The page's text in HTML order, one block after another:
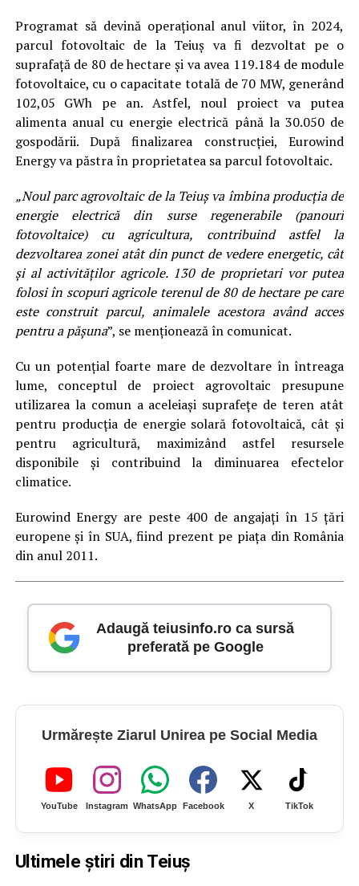
Programat să devină operaţional anul viitor, în 2024,
parcul fotovoltaic de la Teiuş va fi dezvoltat pe o
suprafaţă de 80 de hectare şi va avea 119.184 de module
fotovoltaice, cu o capacitate totală de 70 MW, generând
102,05 GWh pe an. Astfel, noul proiect va putea
alimenta anual cu energie electrică până la 30.050 de
gospodării. După finalizarea construcţiei, Eurowind
Energy va păstra în proprietatea sa parcul fotovoltaic.
„Noul parc agrovoltaic de la Teiuş va îmbina producţia de
energie electrică din surse regenerabile (panouri
fotovoltaice) cu agricultura, contribuind astfel la
dezvoltarea zonei atât din punct de vedere energetic, cât
şi al activităţilor agricole. 130 de proprietari vor putea
folosi în scopuri agricole terenul de 80 de hectare pe care
este construit parcul, animalele acestora având acces
pentru a păşuna”, se menţionează în comunicat.
Cu un potenţial foarte mare de dezvoltare în întreaga
lume, conceptul de proiect agrovoltaic presupune
utilizarea la comun a aceleiaşi suprafeţe de teren atât
pentru producţia de energie solară fotovoltaică, cât şi
pentru agricultură, maximizând astfel resursele
disponibile şi contribuind la diminuarea efectelor
climatice.
Eurowind Energy are peste 400 de angajaţi în 15 ţări
europene şi în SUA, fiind prezent pe piaţa din România
din anul 2011.
Adaugă teiusinfo.ro ca sursă
preferată pe Google
Urmărește Ziarul Unirea pe Social Media
YouTube Instagram WhatsApp Facebook X TikTok
Ultimele știri din Teiuș